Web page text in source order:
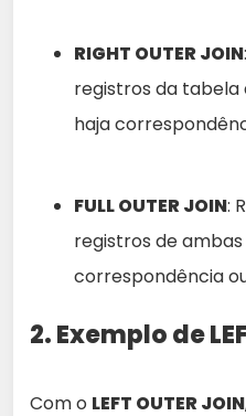
RIGHT OUTER JOIN
registros da tabela
haja
FULL OUTER JOIN:
registros de
correspondência
2. Exemplo de
Com o LEFT OUTER JOIN